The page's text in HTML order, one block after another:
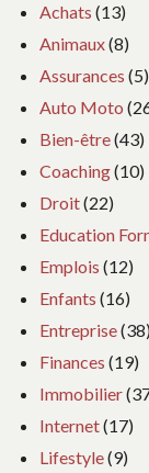
Achats (13)
Animaux(8)
Assurances (5)
Auto Moto
Bien-être(43)
Coaching(10)
Droit(22)
Education
Emplois (12)
Enfants (16)
Entreprise(38)
Finances (19)
Immobilier
Internet(17)
Lifestyle(9)